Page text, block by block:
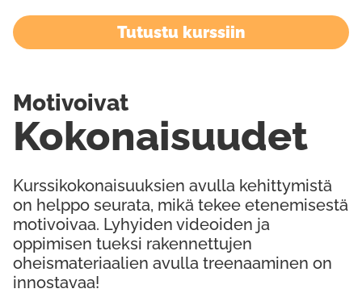
Tutustu kurssiin
Kurssikokonaisuuksien avulla kehittymistä
on helppo seurata, mikä tekee etenemisestä
motivoivaa. Lyhyiden videoiden ja
oppimisen tueksi rakennettujen
oheismateriaalien avulla treenaaminen on
innostavaa!
Kokonaisuudet
Motivoivat